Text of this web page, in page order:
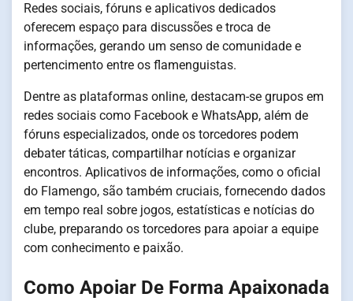
Redes sociais, fóruns e aplicativos dedicados
oferecem espaço para discussões e troca de
informações, gerando um senso de comunidade e
pertencimento entre os flamenguistas.
Dentre as plataformas online, destacam-se grupos em
redes sociais como Facebook e WhatsApp, além de
fóruns especializados, onde os torcedores podem
debater táticas, compartilhar notícias e organizar
encontros. Aplicativos de informações, como o oficial
do Flamengo, são também cruciais, fornecendo dados
em tempo real sobre jogos, estatísticas e notícias do
clube, preparando os torcedores para apoiar a equipe
com conhecimento e paixão.
Como Apoiar De Forma Apaixonada